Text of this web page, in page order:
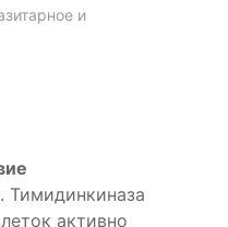
и
Тимидинкиназа
активно